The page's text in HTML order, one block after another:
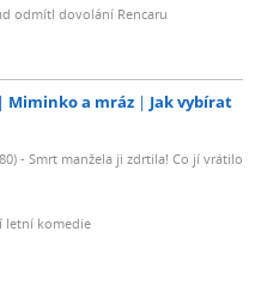
odmítl dovolání Rencaru
Miminko a mráz
Jak vybírat
- Smrt manžela ji zdrtila! Co jí vrátilo
letní komedie